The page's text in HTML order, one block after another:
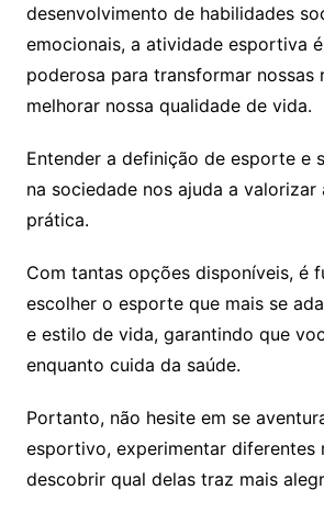
desenvolvimento de habilidades
emocionais, a atividade esportiva
poderosa para transformar nossas
melhorar nossa qualidade de vida.
Entender a definição de esporte e
na sociedade nos ajuda a valorizar
prática.
Com tantas opções disponíveis, é
escolher o esporte que mais se
e estilo de vida, garantindo que
enquanto cuida da saúde.
Portanto, não hesite em se
esportivo, experimentar diferentes
descobrir qual delas traz mais